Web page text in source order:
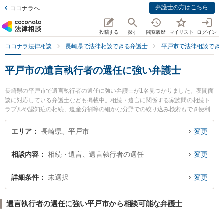
ココナラへ 弁護士の方はこちら
投稿する 探す 閲覧履歴 マイリスト ログイン
ココナラ法律相談 長崎県で法律相談できる弁護士 平戸市で法律相談で
平戸市の遺言執行者の選任に強い弁護士
長崎県の平戸市で遺言執行者の選任に強い弁護士が1名見つかりました。夜間面
談に対応している弁護士なども掲載中。相続・遺言に関係する家族間の相続ト
ラブルや認知症の相続、遺産分割等の細かな分野での絞り込み検索もでき便利
です。特に飛鸞ひまわり基金法律事務所の小林 洋介弁護士のプロフィール情報
や弁護士費用、強みなどが注目されています。『平戸市で土日や夜間に発生し
料で遺言執行者の選任を法律相談できる平戸市内の弁護士に相談予約したい』
などでお困りの相談者さんにおすすめです。
エリア 長崎県、平戸市 変更
相談内容 相続・遺言、遺言執行者の選任 変更
詳細条件 未選択 変更
遺言執行者の選任に強い平戸市から相談可能な弁護士